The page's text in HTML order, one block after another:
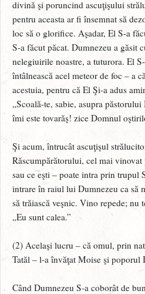
divină şi poruncind ascuţişului
pentru aceasta ar fi însemnat să
loc să o glorifice. Aşadar, El S-a
S-a făcut păcat. Dumnezeu a găsit
nelegiuirile noastre, a tuturora. El
întâlnească acel meteor de foc – a
acestuia, pentru că El Şi-a adus
„Scoală-te, sabie, asupra
îmi este tovarăş! zice Domnul
Şi acum, întrucât ascuţişul
Răscumpărătorului, cel mai
sau ce eşti – poate intra prin trupul
intrare în raiul lui Dumnezeu ca să
să trăiască veşnic. Vino repede; nu
„Eu sunt calea.”
(2) Acelaşi lucru – că omul, prin
Tatăl – l-a învăţat Moise şi poporul
Când Dumnezeu S-a coborât de